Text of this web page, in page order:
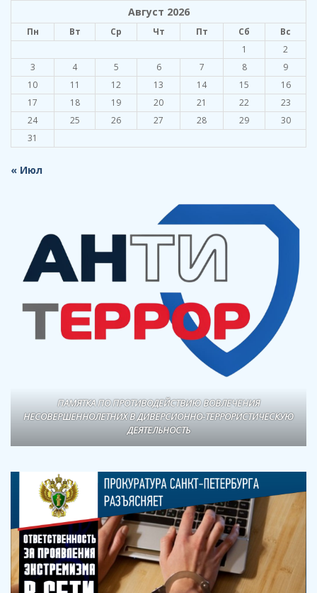
Август 2026
Пн Вт Ср Чт Пт Сб
Вс
1
2
3
4 5 6 7 8
9
10
11 12 13 14 15
16
17
18 19 20 21 22
23
24
25 26 27 28 29
30
31
« Июл
ПАМЯТКА ПО ПРОТИВОДЕЙСТВИЮ ВОВЛЕЧЕНИЯ
НЕСОВЕРШЕННОЛЕТНИХ В ДИВЕРСИОННО-ТЕРРОРИСТИЧЕСКУЮ
ДЕЯТЕЛЬНОСТЬ